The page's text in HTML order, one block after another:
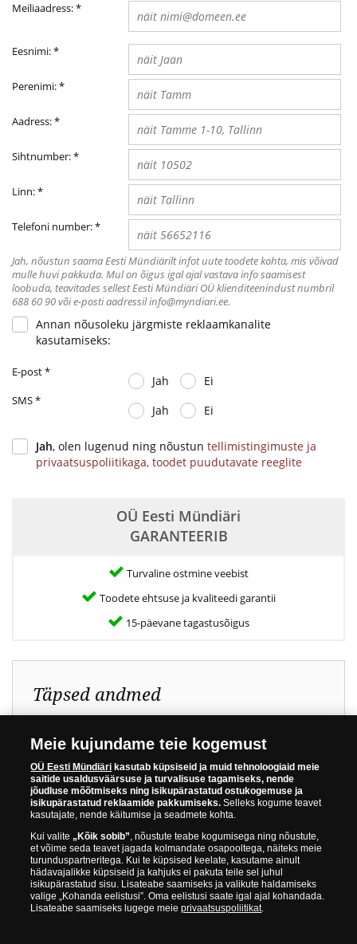
Meiliaadress:*
Eesnimi:*
Perenimi:*
Aadress:*
Sihtnumber:*
Linn:*
Telefoni number:*
Jah, nõustun saama Eesti Mündiärilt infot uute toodete kohta, mis võivad
mulle huvi pakkuda. Mul on õigus igal ajal vastava info saamisest
loobuda, teavitades sellest Eesti Mündiäri OÜ klienditeenindust numbril
688 60 90 või e-posti aadressil info@myndiari.ee.
Annan nõusoleku järgmiste reklaamkanalite
kasutamiseks:
E-post*
Jah Ei
SMS*
Jah Ei
Jah, olen lugenud ning nõustun tellimistingimuste ja
privaatsuspoliitikaga, toodet puudutavate reeglite
OÜ Eesti Mündiäri
GARANTEERIB
Turvaline ostmine veebist
Toodete ehtsuse ja kvaliteedi garantii
15-päevane tagastusõigus
Täpsed andmed
Vermimisaasta:
2009
Metall:
Vask, kullatud 999/1000
prooviga kullaga
Läbimõõt:
38,6 mm
Mass:
24,0 g
Vermija:
St Pauli rahapajas
(Suurbritannia)
Kvaliteet:
Proof-like
Autor:
Margus Kadarik
Meie kujundame teie kogemust
OÜ Eesti Mündiäri kasutab küpsiseid ja muid tehnoloogiaid meie
saitide usaldusväärsuse ja turvalisuse tagamiseks, nende
jõudluse mõõtmiseks ning isikupärastatud ostukogemuse ja
isikupärastatud reklaamide pakkumiseks. Selleks kogume teavet
kasutajate, nende käitumise ja seadmete kohta.
Kui valite „Kõik sobib”, nõustute teabe kogumisega ning nõustute,
et võime seda teavet jagada kolmandate osapooltega, näiteks meie
turunduspartneritega. Kui te küpsised keelate, kasutame ainult
hädavajalikke küpsiseid ja kahjuks ei pakuta teile sel juhul
isikupärastatud sisu. Lisateabe saamiseks ja valikute haldamiseks
valige „Kohanda eelistusi”. Oma eelistusi saate igal ajal kohandada.
Lisateabe saamiseks lugege meieprivaatsuspoliitikat.